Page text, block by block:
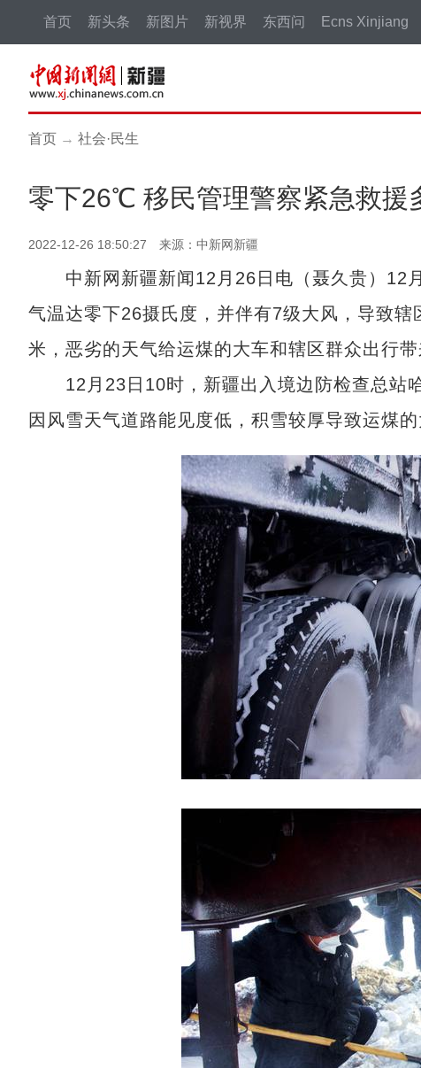
首页 新头条 新图片 新视界 东西问 Ecns Xinjiang
首页 → 社会·民生
零下26℃ 移民管理警察紧急救援
2022-12-26 18:50:27 来源：中新网新疆
中新网新疆新闻12月26日电（聂久贵）12
气温达零下26摄氏度，并伴有7级大风，导致
米，恶劣的天气给运煤的大车和辖区群众出行带
12月23日10时，新疆出入境边防检查总站
因风雪天气道路能见度低，积雪较厚导致运煤